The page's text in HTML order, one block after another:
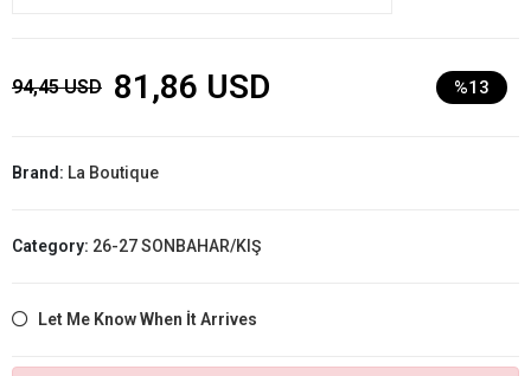
94,45 USD 81,86 USD %13
Brand: La Boutique
Category: 26-27 SONBAHAR/KIŞ
Let Me Know When İt Arrives